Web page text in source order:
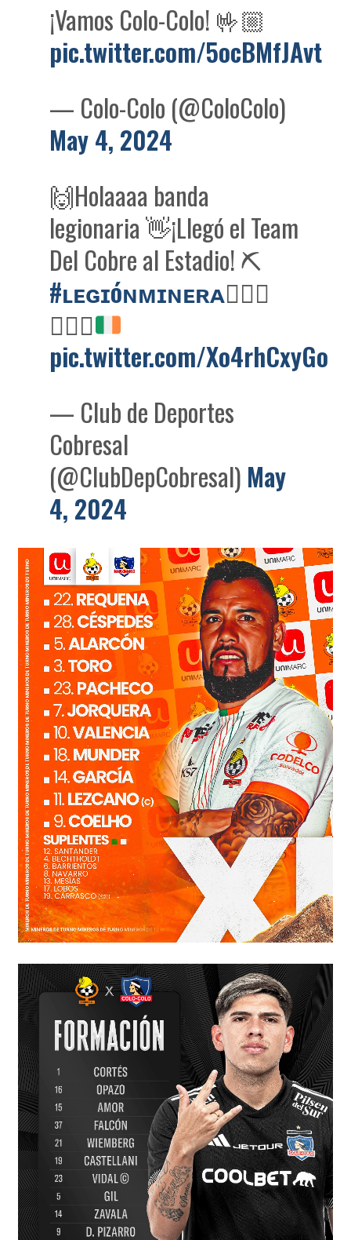
¡Vamos Colo-Colo! 🤟🏼
pic.twitter.com/5ocBMfJAvt
— Colo-Colo (@ColoColo)
May 4, 2024
🙌Holaaaa banda
legionaria 👋¡Llegó el Team
Del Cobre al Estadio! ⛏️
#ʟᴇɢɪóɴᴍɪɴᴇʀᴀ👷🏽‍♂️
👷🏻‍♀️
pic.twitter.com/Xo4rhCxyGo
— Club de Deportes
Cobresal
(@ClubDepCobresal) May
4, 2024